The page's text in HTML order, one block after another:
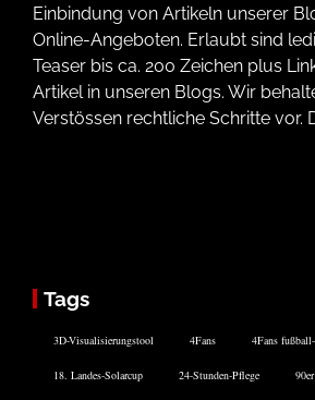
Einbindung von Artikeln unserer
Online-Angeboten. Erlaubt sind
Teaser bis ca. 200 Zeichen plus
Artikel in unseren Blogs. Wir
Verstössen rechtliche Schritte vor.
Tags
3D-Visualisierungstool 4Fans 4Fans
18. Landes-Solarcup 24-Stunden-Pflege